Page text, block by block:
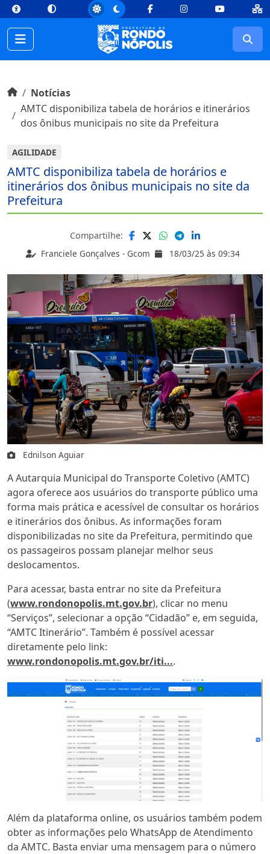
topConteúdo [1] Menu Principal [2] Busca [3] Rodapé [4]
FacebookInstagramYoutube
Início do conteúdo
InícioNotícias
AMTC disponibiliza tabela de horários e itinerários
dos ônibus municipais no site da Prefeitura
AGILIDADE
AMTC disponibiliza tabela de horários e
itinerários dos ônibus municipais no site da
Prefeitura
Franciele Gonçalves - Gcom 18/03/25 às 09:34
Compartilhe:
Ednilson Aguiar
A Autarquia Municipal do Transporte Coletivo (AMTC)
agora oferece aos usuários do transporte público uma
forma mais prática e acessível de consultar os horários
e itinerários dos ônibus. As informações foram
disponibilizadas no site da Prefeitura, permitindo que
os passageiros possam planejar melhor seus
deslocamentos.
Para acessar, basta entrar no site da Prefeitura
(www.rondonopolis.mt.gov.br), clicar no menu
“Serviços”, selecionar a opção “Cidadão” e, em seguida,
“AMTC Itinerário”. Também é possível acessar
diretamente pelo link:
www.rondonopolis.mt.gov.br/iti....
Além da plataforma online, os usuários também podem
obter as informações pelo WhatsApp de Atendimento
da AMTC. Basta enviar uma mensagem para o número